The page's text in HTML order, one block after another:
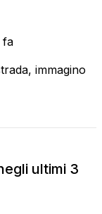
fa
immagino
ultimi 3